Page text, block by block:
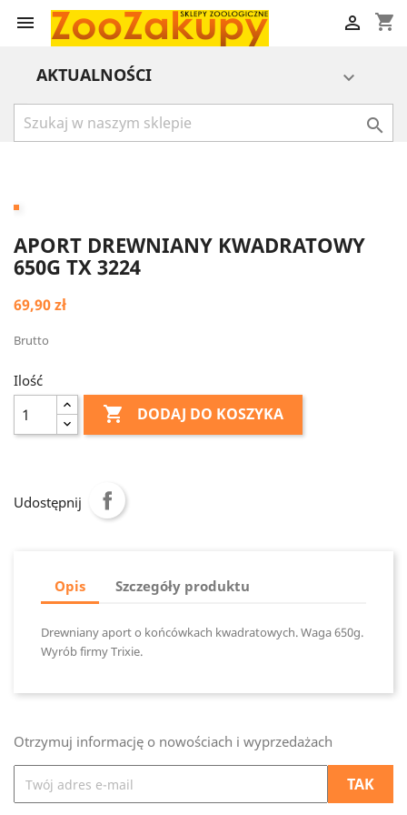
 shopping_cart

AKTUALNOŚCI 

APORT DREWNIANY KWADRATOWY
650G TX 3224
69,90 zł
Brutto
Ilość
 DODAJ DO KOSZYKA
Udostępnij
Opis Szczegóły produktu
Drewniany aport o końcówkach kwadratowych. Waga 650g.
Wyrób firmy Trixie.
Otrzymuj informację o nowościach i wyprzedażach